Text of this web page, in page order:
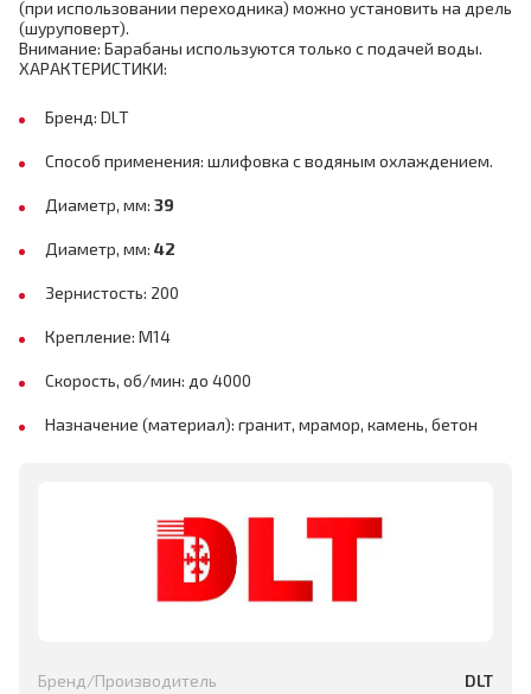
(при использовании переходника) можно установить на дрель
(шуруповерт).
Внимание: Барабаны используются только с подачей воды.
ХАРАКТЕРИСТИКИ:
Бренд: DLT
Способ применения: шлифовка с водяным охлаждением.
Диаметр, мм: 39
Диаметр, мм: 42
Зернистость: 200
Крепление: М14
Скорость, об/мин: до 4000
Назначение (материал): гранит, мрамор, камень, бетон
Бренд/Производитель DLT